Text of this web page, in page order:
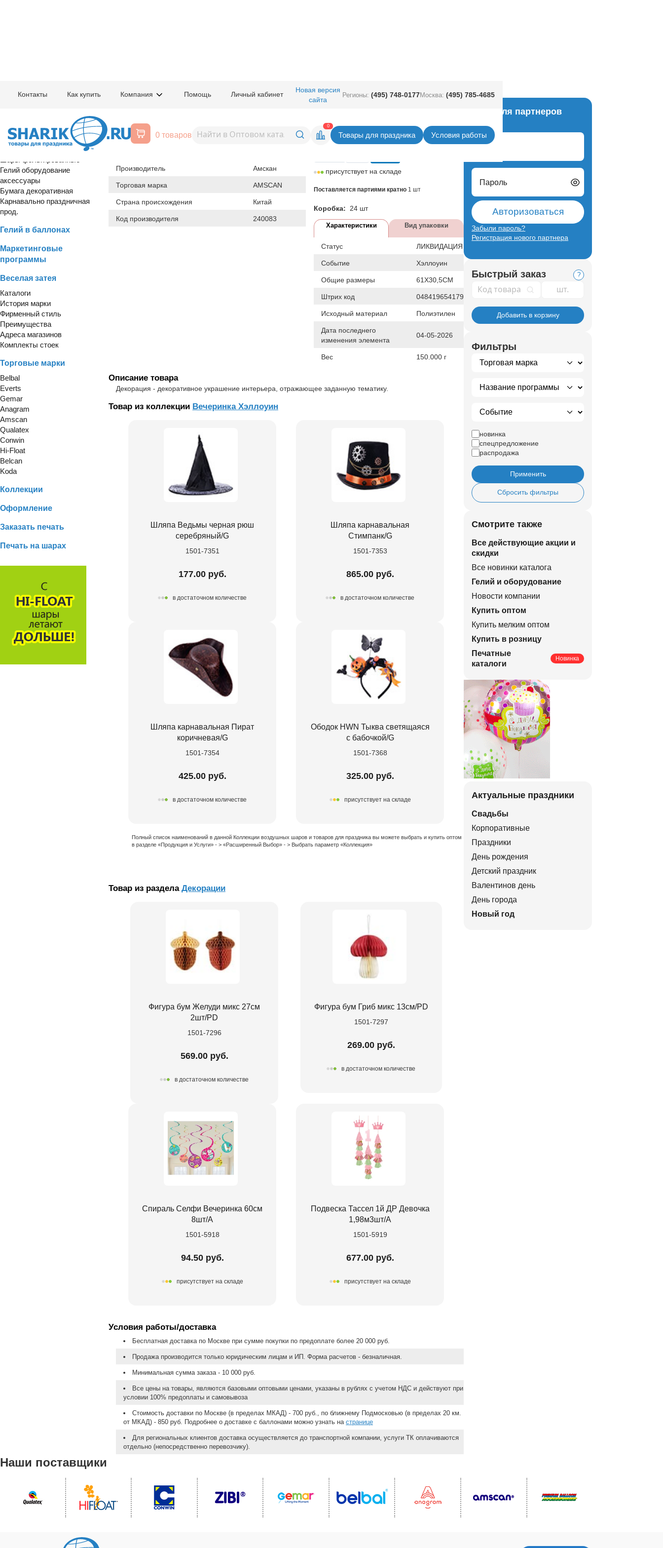
Контакты Как купить Компания Помощь Личный кабинет
Новая версия
сайта
Регионы: (495) 748-0177Москва: (495) 785-4685
0 товаров
0
Товары для праздника Условия работы
Расширенный поиск
Шары латексные
Гелий оборудование
аксессуары
Бумага декоративная
Карнавально праздничная
прод.
Гелий в баллонах
Маркетинговые
программы
Веселая затея
Каталоги
История марки
Фирменный стиль
Преимущества
Адреса магазинов
Комплекты стоек
Торговые марки
Belbal
Everts
Gemar
Anagram
Amscan
Qualatex
Conwin
Hi-Float
Belcan
Koda
Коллекции
Оформление
Заказать печать
Печать на шарах
1501-2414
Производитель Амскан
Торговая марка AMSCAN
Страна происхождения Китай
Код производителя 240083
Цена 181,50 руб. за шт
присутствует на складе
Поставляется партиями кратно 1 шт
Коробка: 24 шт
Характеристики Вид упаковки
Статус ЛИКВИДАЦИЯ
Событие Хэллоуин
Общие размеры 61Х30,5СМ
Штрих код 048419654179
Исходный материал Полиэтилен
Дата последнего
изменения элемента
04-05-2026
Вес 150.000 г
Описание товара
Декорация - декоративное украшение интерьера, отражающее заданную тематику.
Товар из коллекции Вечеринка Хэллоуин
Шляпа Ведьмы черная рюш
серебряный/G
1501-7351
177.00 руб.
в достаточном количестве
Шляпа карнавальная
Стимпанк/G
1501-7353
865.00 руб.
в достаточном количестве
Шляпа карнавальная Пират
коричневая/G
1501-7354
425.00 руб.
в достаточном количестве
Ободок HWN Тыква светящаяся
с бабочкой/G
1501-7368
325.00 руб.
присутствует на складе
Полный список наименований в данной Коллекции воздушных шаров и товаров для праздника вы можете выбрать и купить оптом
в разделе «Продукция и Услуги» - > «Расширенный Выбор» - > Выбрать параметр «Коллекция»
Товар из раздела Декорации
Фигура бум Желуди микс 27см
2шт/PD
1501-7296
569.00 руб.
в достаточном количестве
Фигура бум Гриб микс 13см/PD
1501-7297
269.00 руб.
в достаточном количестве
Спираль Селфи Вечеринка 60см
8шт/А
1501-5918
94.50 руб.
присутствует на складе
Подвеска Тассел 1й ДР Девочка
1,98м3шт/А
1501-5919
677.00 руб.
присутствует на складе
Условия работы/доставка
Бесплатная доставка по Москве при сумме покупки по предоплате более 20 000 руб.
Продажа производится только юридическим лицам и ИП. Форма расчетов - безналичная.
Минимальная сумма заказа - 10 000 руб.
Все цены на товары, являются базовыми оптовыми ценами, указаны в рублях с учетом НДС и действуют при
условии 100% предоплаты и самовывоза
Стоимость доставки по Москве (в пределах МКАД) - 700 руб., по ближнему Подмосковью (в пределах 20 км.
от МКАД) - 850 руб. Подробнее о доставке с баллонами можно узнать на странице
Для региональных клиентов доставка осуществляется до транспортной компании, услуги ТК оплачиваются
отдельно (непосредственно перевозчику).
Вход для партнеров
Логин
Пароль
Авторизоваться
Забыли пароль?
Регистрация нового партнера
Быстрый заказ ?
Код товара
Добавить в корзину
Фильтры
новинка
спецпредложение
распродажа
Применить
Сбросить фильтры
Смотрите также
Все действующие акции и
скидки
Все новинки каталога
Гелий и оборудование
Новости компании
Купить оптом
Купить мелким оптом
Купить в розницу
Печатные
каталоги
Новинка
Актуальные праздники
Свадьбы
Корпоративные
Праздники
День рождения
Детский праздник
Валентинов день
День города
Новый год
Наши поставщики